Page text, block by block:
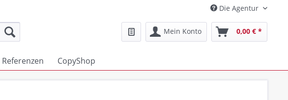
Die Agentur
Mein Konto 0,00 € *
Referenzen CopyShop